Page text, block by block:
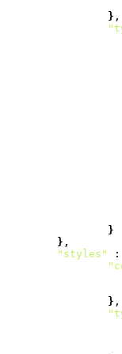
} ,
}
} ,
"styles"
:
} ,